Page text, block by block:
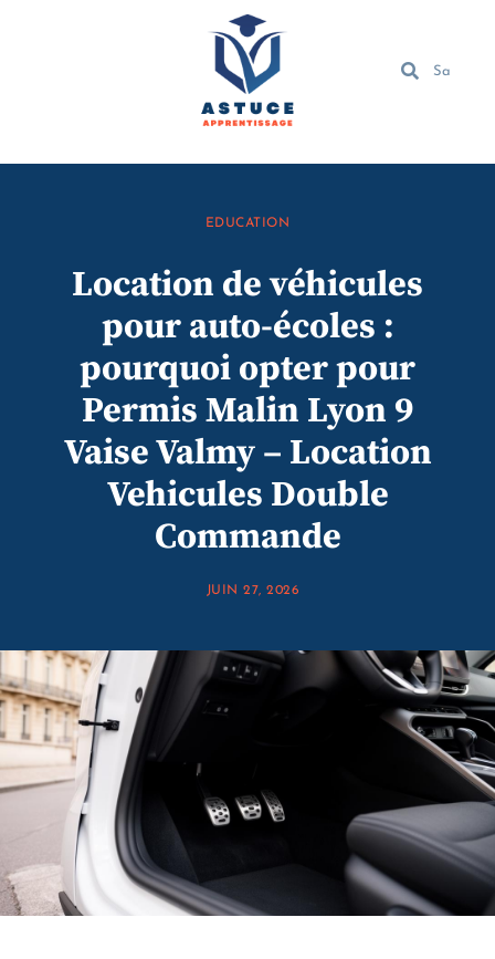
EDUCATION
Location de véhicules
pour auto-écoles :
pourquoi opter pour
Permis Malin Lyon 9
Vaise Valmy – Location
Vehicules Double
Commande
JUIN 27, 2026